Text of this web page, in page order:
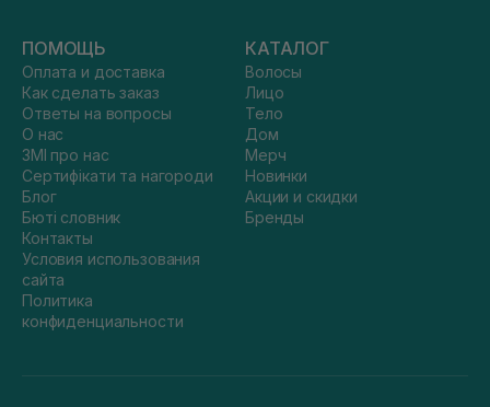
ПОМОЩЬ
Оплата и доставка
Как сделать заказ
Ответы на вопросы
О нас
ЗМІ про нас
Сертифікати та нагороди
Блог
Бюті словник
Контакты
Условия использования
сайта
Политика
конфиденциальности
КАТАЛОГ
Волосы
Лицо
Тело
Дом
Мерч
Новинки
Акции и скидки
Бренды